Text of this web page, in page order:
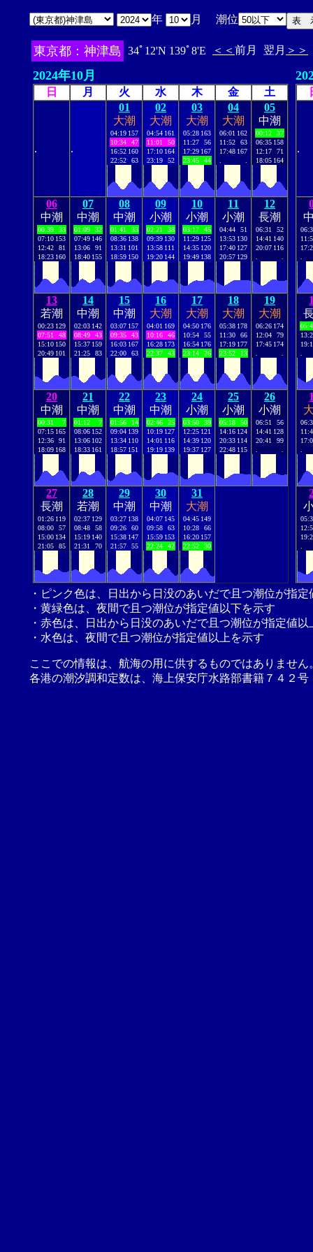
年 月 潮位
東京都：神津島 34ﾟ12'N 139ﾟ8'E ＜＜ 前月 翌月 ＞＞
2024年10月
日 月 火 水 木 金 土
. .
01
大潮
04:19 157
10:34
47
16:52 160
22:52
63
02
大潮
04:54 161
11:01
50
17:10 164
23:19
52
03
大潮
05:28 163
11:27
56
17:29 167
23:45
44
04
大潮
06:01 162
11:52
63
17:48 167
05
中潮
00:12
37
06:35 158
12:17
71
18:05 164
06
中潮
00:39
33
07:10 153
12:42
81
18:23 160
07
中潮
01:09
32
07:49 146
13:06
91
18:40 155
08
中潮
01:41
33
08:36 138
13:31 101
18:59 150
09
小潮
02:21
38
09:39 130
13:58 111
19:20 144
10
小潮
03:17
45
11:29 125
14:35 120
19:49 138
11
小潮
04:44
51
13:53 130
17:40 127
20:57 129
12
長潮
06:31
52
14:41 140
20:07 116
13
若潮
00:23 129
07:51
48
15:10 150
20:49 101
14
中潮
02:03 142
08:49
43
15:37 159
21:25
83
15
中潮
03:07 157
09:35
43
16:03 167
22:00
63
16
大潮
04:01 169
10:16
46
16:28 173
22:37
43
17
大潮
04:50 176
10:54
55
16:54 176
23:14
26
18
大潮
05:38 178
11:30
66
17:19 177
23:52
13
19
大潮
06:26 174
12:04
79
17:45 174
20
中潮
00:31
7
07:15 165
12:36
91
18:09 168
21
中潮
01:12
7
08:06 152
13:06 102
18:33 161
22
中潮
01:56
14
09:04 139
13:34 110
18:57 151
23
中潮
02:46
25
10:19 127
14:01 116
19:19 139
24
小潮
03:50
39
12:25 121
14:39 120
19:37 127
25
小潮
05:18
50
14:16 124
20:33 114
22:48 115
26
小潮
06:51
56
14:41 128
20:41
99
27
長潮
01:26 119
08:00
57
15:00 134
21:05
85
28
若潮
02:37 129
08:48
58
15:19 140
21:31
70
29
中潮
03:27 138
09:26
60
15:38 147
21:57
55
30
中潮
04:07 145
09:58
63
15:59 153
22:24
42
31
大潮
04:45 149
10:28
66
16:20 157
22:52
30
.
・ピンク色は、日出から日没のあいだで且つ潮位が指
・黄緑色は、夜間で且つ潮位が指定値以下を示す
・赤色は、日出から日没のあいだで且つ潮位が指定値以
・水色は、夜間で且つ潮位が指定値以上を示す
ここでの情報は、航海の用に供するものではありませ
各港の潮汐調和定数は、海上保安庁水路部書籍７４２